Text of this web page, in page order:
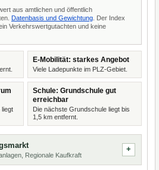
aus amtlichen und öffentlich
Datenbasis und Gewichtung . Der Index
Verkehrswertgutachten und keine
E-Mobilität: starkes Angebot
Viele Ladepunkte im PLZ-Gebiet.
liegt
Schule: Grundschule gut
erreichbar
Die nächste Grundschule liegt bis
1,5 km entfernt.
Regionale Kaufkraft